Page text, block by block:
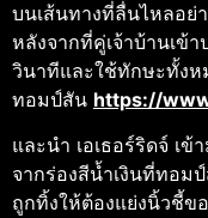
บนเส้นทางที่ลื่นไหลอย่
หลังจากที่คู่เจ้าบ้านเข้
วินาทีและใช้ทักษะทั้งห
ทอมป์สัน https://
และนำ เอเธอร์ริดจ์ เ
จากร่องสีน้ำเงินที่ทอม
ถูกทิ้งให้ต้องแย่งนิ้วชี้ข